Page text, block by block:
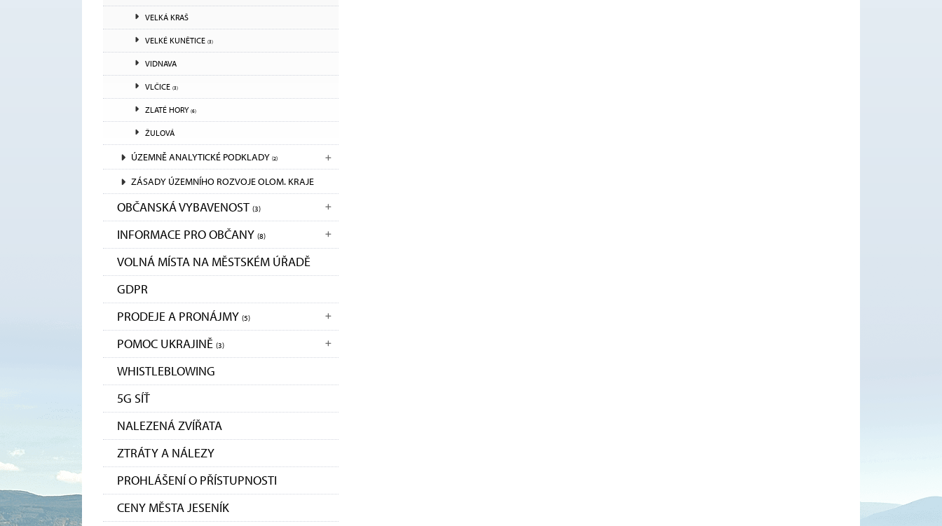
VELKÁ KRAŠ
VELKÉ KUNĚTICE (3)
VIDNAVA
VLČICE (3)
ZLATÉ HORY (6)
ŽULOVÁ
ÚZEMNĚ ANALYTICKÉ PODKLADY (2)
ZÁSADY ÚZEMNÍHO ROZVOJE OLOM. KRAJE
OBČANSKÁ VYBAVENOST (3)
INFORMACE PRO OBČANY (8)
VOLNÁ MÍSTA NA MĚSTSKÉM ÚŘADĚ
GDPR
PRODEJE A PRONÁJMY (5)
POMOC UKRAJINĚ (3)
WHISTLEBLOWING
5G SÍŤ
NALEZENÁ ZVÍŘATA
ZTRÁTY A NÁLEZY
PROHLÁŠENÍ O PŘÍSTUPNOSTI
CENY MĚSTA JESENÍK